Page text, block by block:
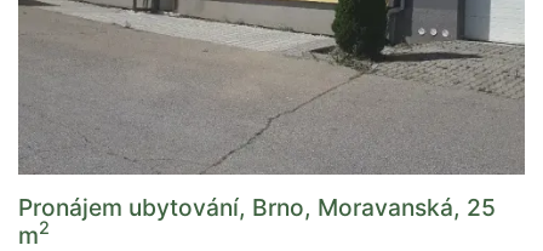
Pronájem ubytování, Brno, Moravanská, 25
m2